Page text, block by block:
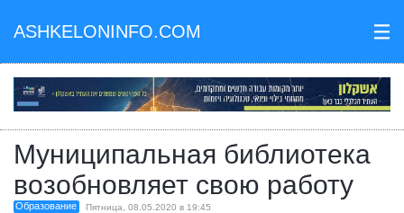
ASHKELONINFO.COM III
Муниципальная библиотека
возобновляет свою работу
Образование Пятница, 08.05.2020 в 19:45